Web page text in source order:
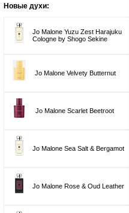
Новые духи:
Jo Malone Yuzu Zest Harajuku
Cologne by Shogo Sekine
Jo Malone Velvety Butternut
Jo Malone Scarlet Beetroot
Jo Malone Sea Salt & Bergamot
Jo Malone Rose & Oud Leather